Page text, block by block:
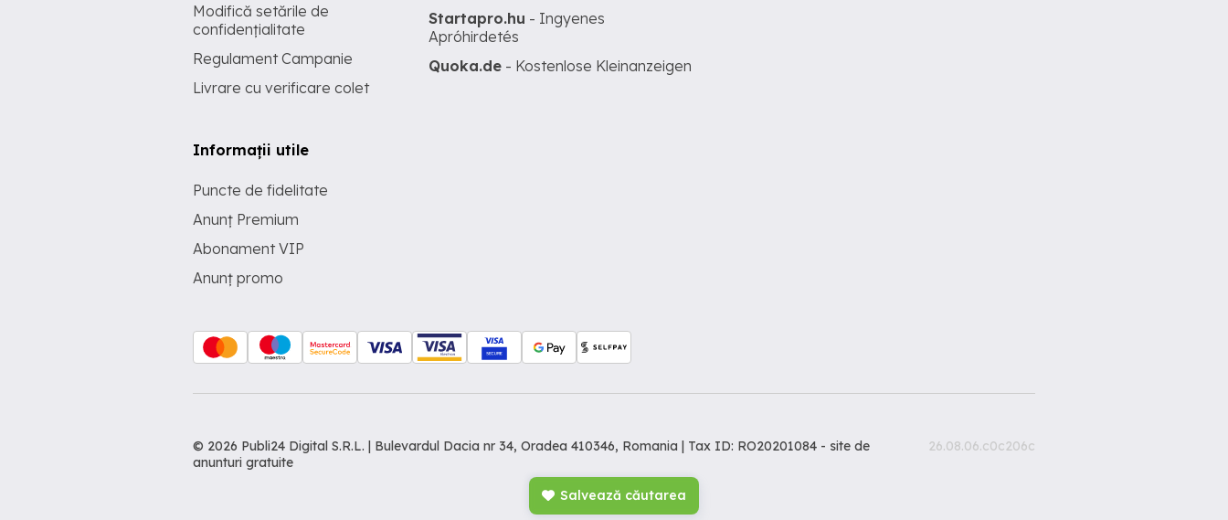
Salvează căutarea
Modifică setările de
confidențialitate
Regulament Campanie
Livrare cu verificare colet
Informații utile
Puncte de fidelitate
Anunț Premium
Abonament VIP
Anunț promo
Startapro.hu - Ingyenes
Apróhirdetés
Quoka.de - Kostenlose Kleinanzeigen
© 2026 Publi24 Digital S.R.L. | Bulevardul Dacia nr 34, Oradea 410346, Romania | Tax ID: RO20201084 - site de
anunturi gratuite
26.08.06.c0c206c